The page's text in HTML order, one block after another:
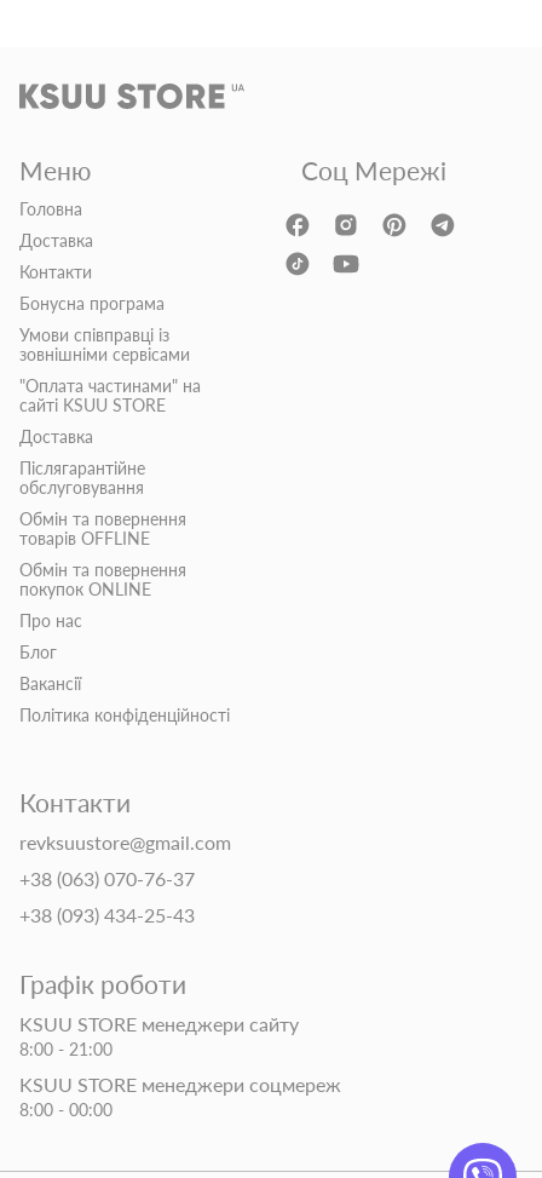
Меню
Головна
Доставка
Контакти
Бонусна програма
Умови співправці із
зовнішніми сервісами
"Оплата частинами" на
сайті KSUU STORE
Доставка
Післягарантійне
обслуговування
Обмін та повернення
товарів OFFLINE
Обмін та повернення
покупок ONLINE
Про нас
Блог
Вакансії
Політика конфіденційності
Контакти
revksuustore@gmail.com
+38 (063) 070-76-37
+38 (093) 434-25-43
Графік роботи
KSUU STORE менеджери сайту
8:00 - 21:00
KSUU STORE менеджери соцмереж
8:00 - 00:00
Соц Мережі